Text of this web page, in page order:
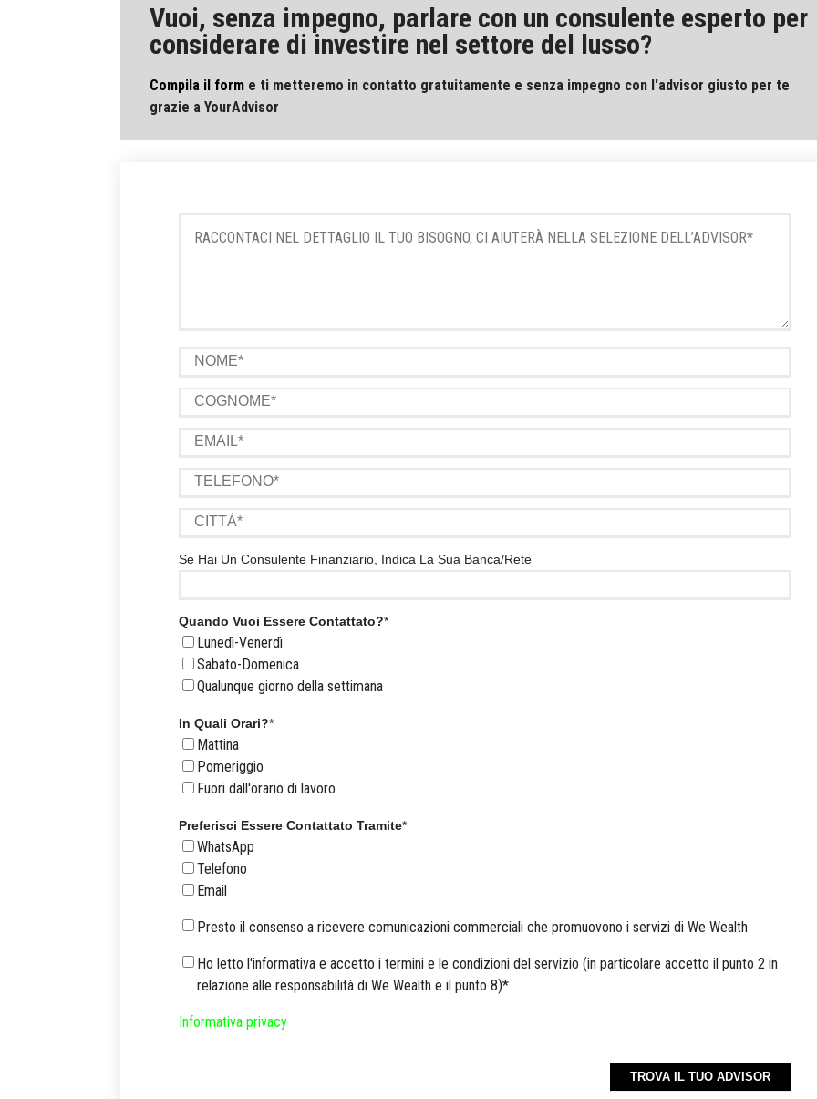
Vuoi, senza impegno, parlare con un consulente esperto per
considerare di investire nel settore del lusso?
Compila il form e ti metteremo in contatto gratuitamente e senza impegno con l'advisor giusto per te
grazie a YourAdvisor
Se Hai Un Consulente Finanziario, Indica La Sua Banca/rete
Quando Vuoi Essere Contattato?*
Lunedì-Venerdì
Sabato-Domenica
Qualunque giorno della settimana
In Quali Orari?*
Mattina
Pomeriggio
Fuori dall'orario di lavoro
Preferisci Essere Contattato Tramite*
WhatsApp
Telefono
Email
Presto il consenso a ricevere comunicazioni commerciali che promuovono i servizi di We Wealth
Ho letto l'informativa e accetto i termini e le condizioni del servizio (in particolare accetto il punto 2 in
relazione alle responsabilità di We Wealth e il punto 8)*
Informativa privacy